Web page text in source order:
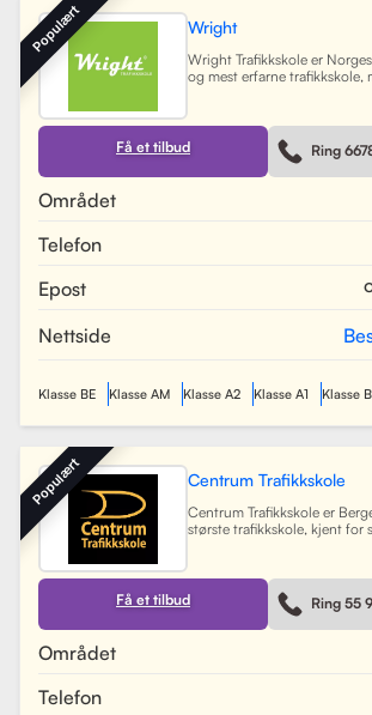
Wright
Wright Trafikkskole er
og mest erfarne trafikkskole,
Trøndelag. Siden oppstarten
skolen hatt som mål å tilby
profesjonell og engasjert
trafikopplæring for både
kjøretimer med all nødvendig
moderne digitale systemer
gjøre det enkelt for elever å
sine trafikklærere.
Les mer
Få et tilbud Ring
Området
Telefon
Epost
Nettside
Populært
Klasse BE Klasse AM Klasse A2 Klasse A1 Klasse
Centrum Trafikkskole
Centrum Trafikkskole er
største trafikkskole, kjent for
for førerkort i alle klasser, og
team av 30 dyktige
gir undervisning i et trygt og
miljø. Med lokaler i Bergen
Få et tilbud Ring 55
Området
Telefon
Populært